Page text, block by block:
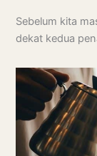
Sebelum kita
dekat kedua